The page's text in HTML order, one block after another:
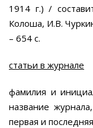
1914 г.) /
Колоша, И.В.
– 654 с.
статьи в журнале
фамилия и
название
первая и